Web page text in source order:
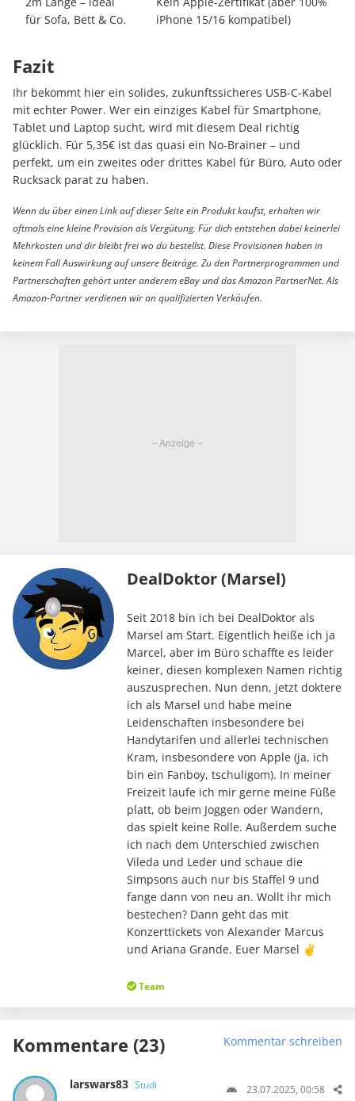
für Sofa, Bett & Co.
iPhone 15/16 kompatibel)
Fazit
Ihr bekommt hier ein solides, zukunftssicheres USB-C-Kabel
mit echter Power. Wer ein einziges Kabel für Smartphone,
Tablet und Laptop sucht, wird mit diesem Deal richtig
glücklich. Für 5,35€ ist das quasi ein No-Brainer – und
perfekt, um ein zweites oder drittes Kabel für Büro, Auto oder
Rucksack parat zu haben.
Wenn du über einen Link auf dieser Seite ein Produkt kaufst, erhalten wir
oftmals eine kleine Provision als Vergütung. Für dich entstehen dabei keinerlei
Mehrkosten und dir bleibt frei wo du bestellst. Diese Provisionen haben in
keinem Fall Auswirkung auf unsere Beiträge. Zu den Partnerprogrammen und
Partnerschaften gehört unter anderem eBay und das Amazon PartnerNet. Als
Amazon-Partner verdienen wir an qualifizierten Verkäufen.
DealDoktor (Marsel)
Seit 2018 bin ich bei DealDoktor als
Marsel am Start. Eigentlich heiße ich ja
Marcel, aber im Büro schaffte es leider
keiner, diesen komplexen Namen richtig
auszusprechen. Nun denn, jetzt doktere
ich als Marsel und habe meine
Leidenschaften insbesondere bei
Handytarifen und allerlei technischen
Kram, insbesondere von Apple (ja, ich
bin ein Fanboy, tschuligom). In meiner
Freizeit laufe ich mir gerne meine Füße
platt, ob beim Joggen oder Wandern,
das spielt keine Rolle. Außerdem suche
ich nach dem Unterschied zwischen
Vileda und Leder und schaue die
Simpsons auch nur bis Staffel 9 und
fange dann von neu an. Wollt ihr mich
bestechen? Dann geht das mit
Konzerttickets von Alexander Marcus
und Ariana Grande. Euer Marsel ✌️
Team
Kommentare (23) Kommentar schreiben
larswars83 Studi 23.07.2025, 00:58